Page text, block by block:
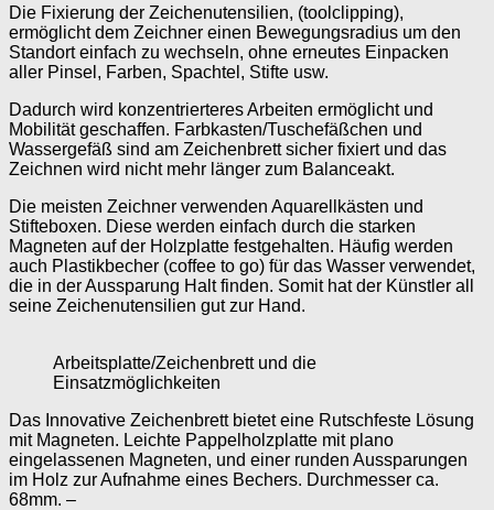
Die Fixierung der Zeichenutensilien, (toolclipping),
ermöglicht dem Zeichner einen Bewegungsradius um den
Standort einfach zu wechseln, ohne erneutes Einpacken
aller Pinsel, Farben, Spachtel, Stifte usw.
Dadurch wird konzentrierteres Arbeiten ermöglicht und
Mobilität geschaffen. Farbkasten/Tuschefäßchen und
Wassergefäß sind am Zeichenbrett sicher fixiert und das
Zeichnen wird nicht mehr länger zum Balanceakt.
Die meisten Zeichner verwenden Aquarellkästen und
Stifteboxen. Diese werden einfach durch die starken
Magneten auf der Holzplatte festgehalten. Häufig werden
auch Plastikbecher (coffee to go) für das Wasser verwendet,
die in der Aussparung Halt finden. Somit hat der Künstler all
seine Zeichenutensilien gut zur Hand.
Arbeitsplatte/Zeichenbrett und die
Einsatzmöglichkeiten
Das Innovative Zeichenbrett bietet eine Rutschfeste Lösung
mit Magneten. Leichte Pappelholzplatte mit plano
eingelassenen Magneten, und einer runden Aussparungen
im Holz zur Aufnahme eines Bechers. Durchmesser ca.
68mm. –